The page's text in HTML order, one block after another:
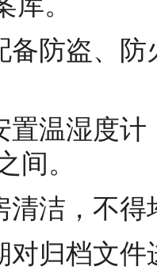
防盗、防
温湿度
间。
洁，不得
归档文件